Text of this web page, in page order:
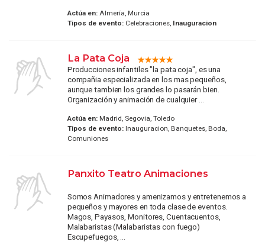
Actúa en:Almería, Murcia
Tipos de evento:Celebraciones, Inauguracion
La Pata Coja
Producciones infantiles "la pata coja", es una
compañia especializada en los mas pequeños,
aunque tambien los grandes lo pasarán bien.
Organización y animación de cualquier ...
Actúa en:Madrid, Segovia, Toledo
Tipos de evento:Inauguracion, Banquetes, Boda,
Comuniones
Panxito Teatro Animaciones
Somos Animadores y amenizamos y entretenemos a
pequeños y mayores en toda clase de eventos.
Magos, Payasos, Monitores, Cuentacuentos,
Malabaristas (Malabaristas con fuego)
Escupefuegos, ...